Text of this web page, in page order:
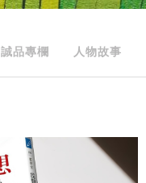
誠品專欄 人物故事